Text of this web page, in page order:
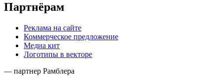
Партнёрам
Реклама на сайте
Коммерческое предложение
Медиа кит
Логотипы в векторе
— партнер Рамблера